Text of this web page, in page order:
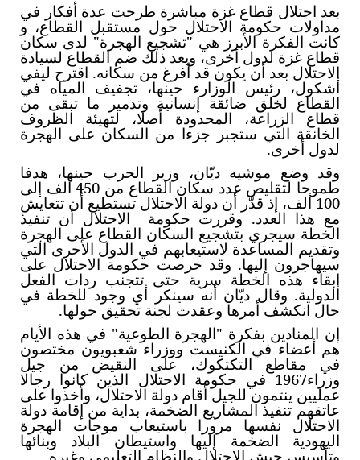
بعد احتلال قطاع غزة مباشرة طرحت عدة أفكار في
مداولات حكومة الاحتلال حول مستقبل القطاع، و
كانت الفكرة الأبرز هي "تشجيع الهجرة" لدى سكان
قطاع غزة لدول أخرى، وبعد ذلك ضم القطاع لسيادة
الاحتلال بعد أن يكون قد أفرغ من سكانه. اقترح ليفي
أشكول، رئيس الوزارء حينها، تجفيف المياه في
القطاع لخلق ضائقة إنسانية وتدمير ما تبقى من
قطاع الزراعة، المحدودة أصلا، لتهيئة الظروف
الخانقة التي ستجبر جزءا من السكان على الهجرة
لدول أخرى.
وقد وضع موشيه ديّان، وزير الحرب حينها، هدفا
طموحا لتقليص عدد سكان القطاع من 450 ألف إلى
100 ألف، إذ قدّر أن دولة الاحتلال تستطيع أن تتعايش
مع هذا العدد. وقررت حكومة الاحتلال أن تنفيذ
الخطة سيجري بتشجيع السكان القطاع على الهجرة
وتقديم المساعدة لاستيعابهم في الدول الأخرى التي
سيهاجرون إليها. وقد حرصت حكومة الاحتلال على
إبقاء هذه الخطة سرية حتى تتجنب ردات الفعل
الدولية. وقال ديّان أنه سينكر أي وجود للخطة في
حال انكشف أمرها وعقدت لجنة تحقيق حولها.
إن المنادين بفكرة "الهجرة الطوعية" في هذه الأيام
هم أعضاء في الكنيست ووزراء شعبويون مختصون
في مقاطع التكتكوك، على النقيض من جيل
وزراء1967 في حكومة الاحتلال الذين كانوا رجالا
عمليين ينتمون للجيل أقام دولة الاحتلال، وأخذوا على
عاتقهم تنفيذ المشاريع الضخمة، بداية من إقامة دولة
الاحتلال نفسها مرورا باستيعاب موجات الهجرة
اليهودية الضخمة إليها واستيطان البلاد وبنائها
وتأسيس جيش الاحتلال والنظام التعليمي وغيره.